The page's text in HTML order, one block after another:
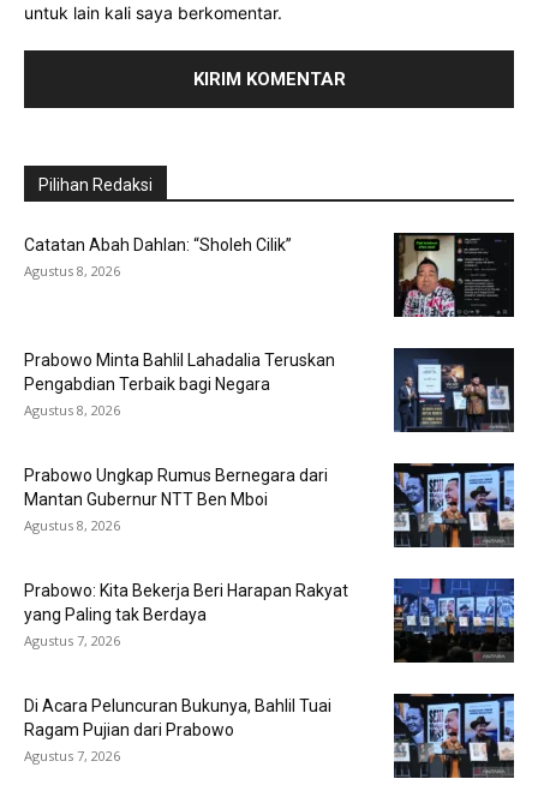
untuk lain kali saya berkomentar.
Pilihan Redaksi
Catatan Abah Dahlan: “Sholeh Cilik”
Agustus 8, 2026
Prabowo Minta Bahlil Lahadalia Teruskan
Pengabdian Terbaik bagi Negara
Agustus 8, 2026
Prabowo Ungkap Rumus Bernegara dari
Mantan Gubernur NTT Ben Mboi
Agustus 8, 2026
Prabowo: Kita Bekerja Beri Harapan Rakyat
yang Paling tak Berdaya
Agustus 7, 2026
Di Acara Peluncuran Bukunya, Bahlil Tuai
Ragam Pujian dari Prabowo
Agustus 7, 2026